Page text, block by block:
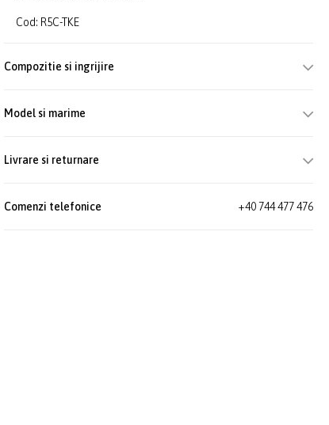
Cod: R5C-TKE
Compozitie si ingrijire
Model si marime
Livrare si returnare
Comenzi telefonice +40 744 477 476